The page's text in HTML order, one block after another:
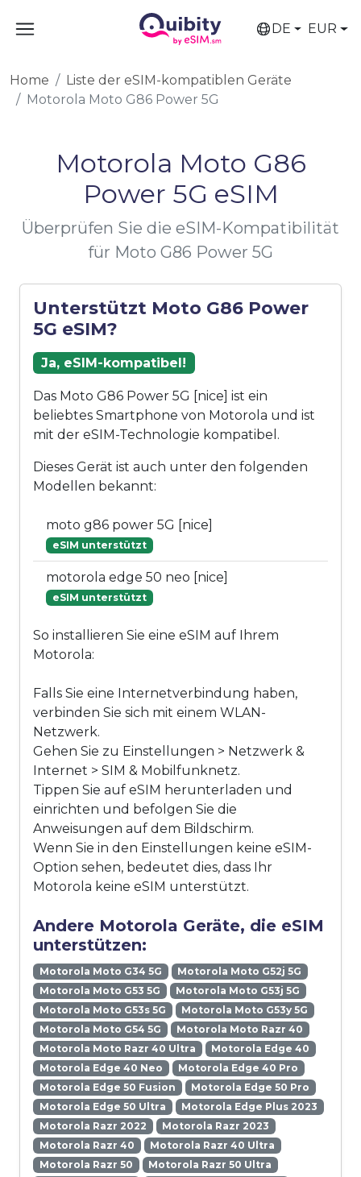
DE EUR
Home
Liste der eSIM-kompatiblen Geräte
Motorola Moto G86 Power 5G
Motorola Moto G86
Power 5G eSIM
Überprüfen Sie die eSIM-Kompatibilität
für Moto G86 Power 5G
Unterstützt Moto G86 Power
5G eSIM?
Ja, eSIM-kompatibel!
Das Moto G86 Power 5G [nice] ist ein
beliebtes Smartphone von Motorola und ist
mit der eSIM-Technologie kompatibel.
Dieses Gerät ist auch unter den folgenden
Modellen bekannt:
moto g86 power 5G [nice]
eSIM unterstützt
motorola edge 50 neo [nice]
eSIM unterstützt
So installieren Sie eine eSIM auf Ihrem
Motorola:
Falls Sie eine Internetverbindung haben,
verbinden Sie sich mit einem WLAN-
Netzwerk.
Gehen Sie zu Einstellungen > Netzwerk &
Internet > SIM & Mobilfunknetz.
Tippen Sie auf eSIM herunterladen und
einrichten und befolgen Sie die
Anweisungen auf dem Bildschirm.
Wenn Sie in den Einstellungen keine eSIM-
Option sehen, bedeutet dies, dass Ihr
Motorola keine eSIM unterstützt.
Andere Motorola Geräte, die eSIM
unterstützen:
Motorola Moto G34 5G
Motorola Moto G52j 5G
Motorola Moto G53 5G
Motorola Moto G53j 5G
Motorola Moto G53s 5G
Motorola Moto G53y 5G
Motorola Moto G54 5G
Motorola Moto Razr 40
Motorola Moto Razr 40 Ultra
Motorola Edge 40
Motorola Edge 40 Neo
Motorola Edge 40 Pro
Motorola Edge 50 Fusion
Motorola Edge 50 Pro
Motorola Edge 50 Ultra
Motorola Edge Plus 2023
Motorola Razr 2022
Motorola Razr 2023
Motorola Razr 40
Motorola Razr 40 Ultra
Motorola Razr 50
Motorola Razr 50 Ultra